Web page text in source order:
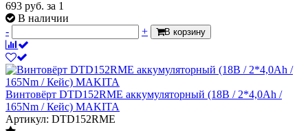
693 руб. за 1
В наличии
-
+ В корзину
Винтовёрт DTD152RME аккумуляторный (18В / 2*4,0Ah /
165Nm / Кейс) MAKITA
Артикул: DTD152RME